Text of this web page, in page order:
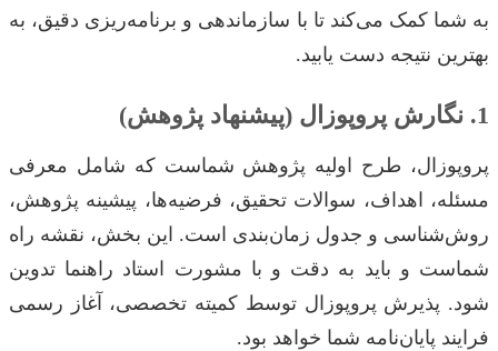
به شما کمک می‌کند تا با سازماندهی و برنامه‌ریزی دقیق، به
بهترین نتیجه دست یابید.
1. نگارش پروپوزال (پیشنهاد پژوهش)
پروپوزال، طرح اولیه پژوهش شماست که شامل معرفی
مسئله، اهداف، سوالات تحقیق، فرضیه‌ها، پیشینه پژوهش،
روش‌شناسی و جدول زمان‌بندی است. این بخش، نقشه راه
شماست و باید به دقت و با مشورت استاد راهنما تدوین
شود. پذیرش پروپوزال توسط کمیته تخصصی، آغاز رسمی
فرایند پایان‌نامه شما خواهد بود.